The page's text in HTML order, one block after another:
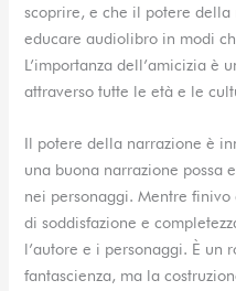
scoprire, e che il potere
educare audiolibro in modi
L’importanza dell’amicizia è
attraverso tutte le età e le
Il potere della narrazione è
una buona narrazione possa
nei personaggi. Mentre
di soddisfazione e
l’autore e i personaggi. È un
fantascienza, ma la